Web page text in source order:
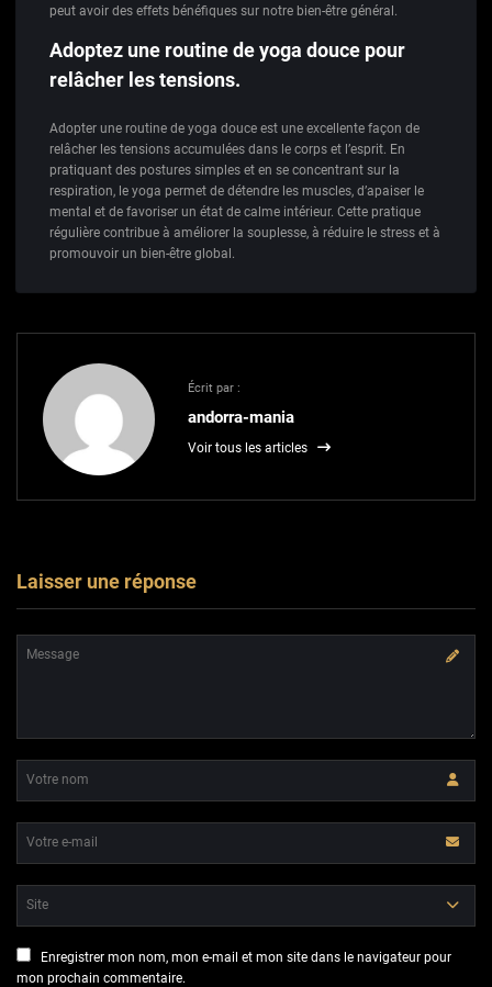
peut avoir des effets bénéfiques sur notre bien-être général.
Adoptez une routine de yoga douce pour
relâcher les tensions.
Adopter une routine de yoga douce est une excellente façon de
relâcher les tensions accumulées dans le corps et l’esprit. En
pratiquant des postures simples et en se concentrant sur la
respiration, le yoga permet de détendre les muscles, d’apaiser le
mental et de favoriser un état de calme intérieur. Cette pratique
régulière contribue à améliorer la souplesse, à réduire le stress et à
promouvoir un bien-être global.
Écrit par :
andorra-mania
Voir tous les articles
Laisser une réponse
Enregistrer mon nom, mon e-mail et mon site dans le navigateur pour
mon prochain commentaire.